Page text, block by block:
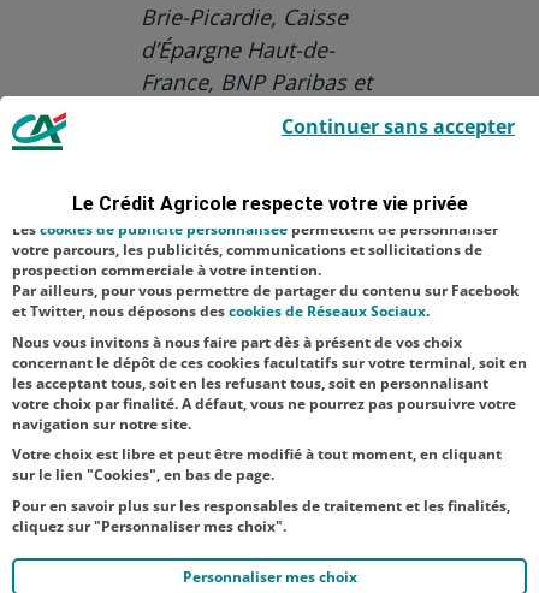
Brie-Picardie, Caisse
d’Épargne Haut-de-
France, BNP Paribas et
Crédit Coopératif
Agriculture
Banque
RSE
NOS
ACTUALITÉS
TOUTES NOS ACTUALITÉS
Le Crédit Agricole respecte votre vie privée
indispensables car utilisés à des fins de bon fonctionnement et de
sécurité ; d’autres sont facultatifs. Les
satisfaction facultatifs.
Lescookies de publicité personnalisée permettent de personnaliser
votre parcours, les publicités, communications et sollicitations de
prospection commerciale à votre intention.
Par ailleurs, pour vous permettre de partager du contenu sur Facebook
et Twitter, nous déposons descookies de Réseaux Sociaux.
Nous vous invitons à nous faire part dès à présent de vos choix
concernant le dépôt de ces cookies facultatifs sur votre terminal, soit en
les acceptant tous, soit en les refusant tous, soit en personnalisant
votre choix par finalité. A défaut, vous ne pourrez pas poursuivre votre
navigation sur notre site.
Votre choix est libre et peut être modifié à tout moment, en cliquant
sur le lien "Cookies", en bas de page.
Pour en savoir plus sur les responsables de traitement et les finalités,
cliquez sur "Personnaliser mes choix".
Personnaliser mes choix
Continuer sans accepter